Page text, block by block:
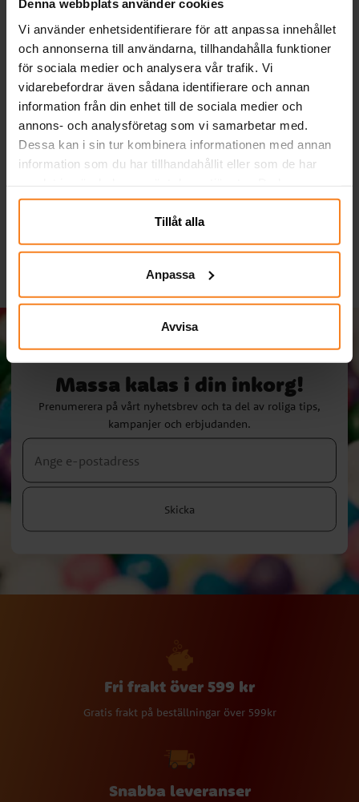
Denna webbplats använder cookies
Vi använder enhetsidentifierare för att anpassa innehållet
och annonserna till användarna, tillhandahålla funktioner
för sociala medier och analysera vår trafik. Vi
vidarebefordrar även sådana identifierare och annan
information från din enhet till de sociala medier och
annons- och analysföretag som vi samarbetar med.
Dessa kan i sin tur kombinera informationen med annan
information som du har tillhandahållit eller som de har
närsomhelst ändra ditt samtycke.
Tillåt alla
Anpassa
Avvisa
Spiderman One Piece
Maskeraddräkt 7-8 år
(122-128 cm)
Batman Comics,
Maskeraddräkt Barn 9-
10 år
Massa kalas i din inkorg!
Prenumerera på vårt nyhetsbrev och ta del av roliga tips,
kampanjer och erbjudanden.
Skicka
Fri frakt över 599 kr
Gratis frakt på beställningar över 599kr
Snabba leveranser